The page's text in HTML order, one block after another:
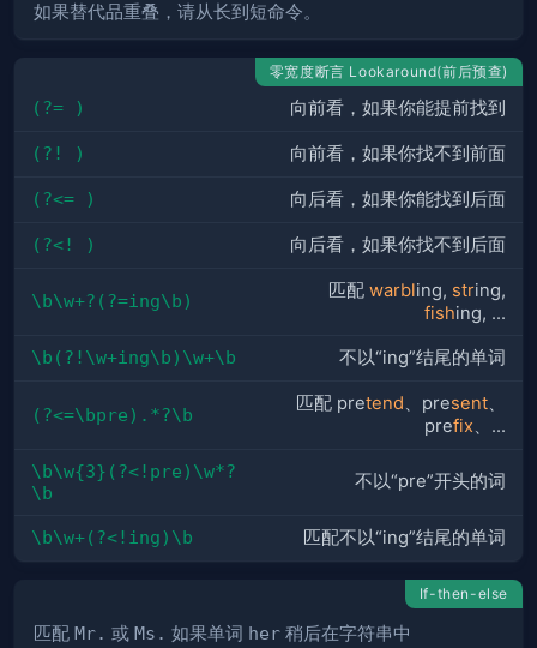
如果替代品重叠，请从长到短命令。
零宽度断言 Lookaround(前后预查)
(?= ) 向前看，如果你能提前找到
(?! ) 向前看，如果你找不到前面
(?<= ) 向后看，如果你能找到后面
(?<! ) 向后看，如果你找不到后面
\b\w+?(?=ing\b) 匹配 warbling, string,
fishing, ...
\b(?!\w+ing\b)\w+\b 不以“ing”结尾的单词
(?<=\bpre).*?\b
匹配 pretend、present、
prefix、...
\b\w{3}(?<!pre)\w*?
\b
不以“pre”开头的词
\b\w+(?<!ing)\b 匹配不以“ing”结尾的单词
If-then-else
匹配 Mr. 或 Ms. 如果单词 her 稍后在字符串中